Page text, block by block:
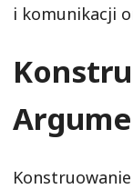
i komunikacji